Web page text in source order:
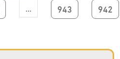
الصفحة
942 الصفحة
943
…